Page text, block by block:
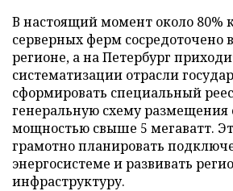
В настоящий момент около 80%
серверных ферм сосредоточено
регионе, а на Петербург
систематизации отрасли
сформировать специальный
генеральную схему размещения
мощностью свыше 5 мегаватт.
грамотно планировать
энергосистеме и развивать
инфраструктуру.